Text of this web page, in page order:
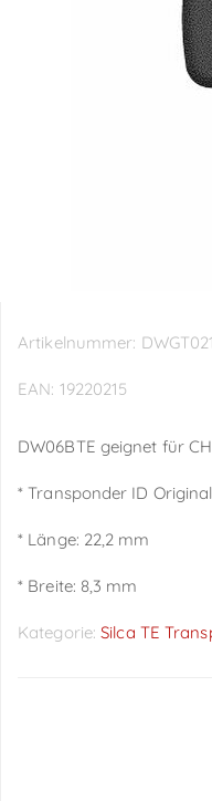
Artikelnummer: DWGT021
EAN: 19220215
DW06BTE geignet für
* Transponder ID Original
* Länge: 22,2 mm
* Breite: 8,3 mm
Kategorie:Silca TE